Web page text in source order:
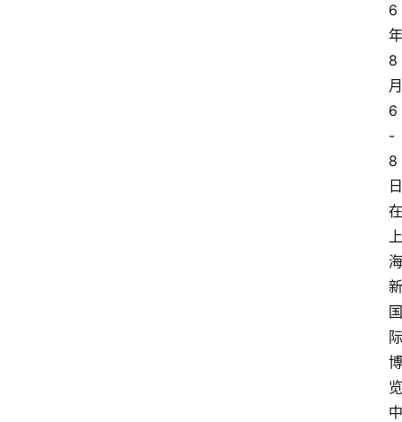
6
年
8
月
6
-
8
日
在
上
海
新
国
际
博
览
中